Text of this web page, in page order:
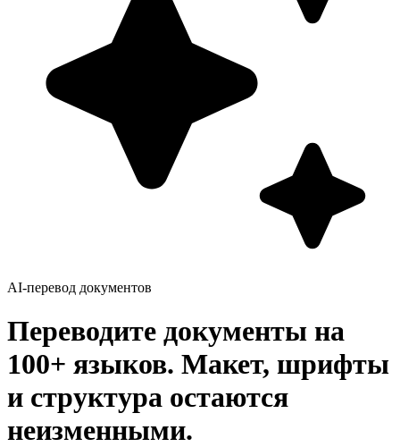
AI-перевод документов
Переводите документы на
100+ языков. Макет, шрифты
и структура остаются
неизменными.